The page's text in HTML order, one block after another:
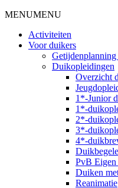
MENUMENU
Activiteiten
Voor duikers
Getijdenplanning
Duikopleidingen
Overzicht
1*-Junior
1*-
2*-
3*-
4*-
PvB Eigen
Duiken
Reanimatie